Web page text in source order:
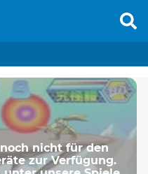
nicht für den
zur Verfügung.